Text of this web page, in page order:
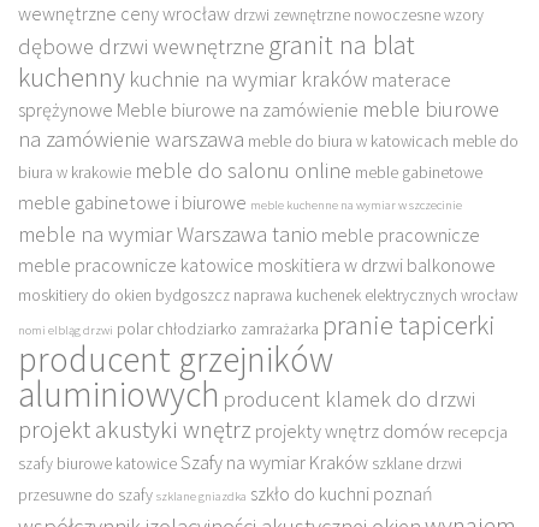
wewnętrzne ceny wrocław drzwi zewnętrzne nowoczesne wzory
dębowe drzwi wewnętrzne granit na blat
kuchenny kuchnie na wymiar kraków materace
sprężynowe Meble biurowe na zamówienie meble biurowe
na zamówienie warszawa meble do biura w katowicach meble do
biura w krakowie meble do salonu online meble gabinetowe
meble gabinetowe i biurowe meble kuchenne na wymiar w szczecinie
meble na wymiar Warszawa tanio meble pracownicze
meble pracownicze katowice moskitiera w drzwi balkonowe
moskitiery do okien bydgoszcz naprawa kuchenek elektrycznych wrocław
nomi elbląg drzwi polar chłodziarko zamrażarka pranie tapicerki
producent grzejników
aluminiowych producent klamek do drzwi
projekt akustyki wnętrz projekty wnętrz domów recepcja
szafy biurowe katowiceSzafy na wymiar Kraków szklane drzwi
przesuwne do szafy szklane gniazdka szkło do kuchni poznań